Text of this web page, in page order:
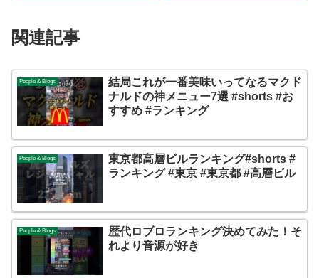
関連記事
People & Blogs
結局これが一番美味いってなるマクド
ナルドの神メニュー7選 #shorts #お
すすめ #ランキング
People & Blogs
東京都高層ビルランキング#shorts #
ランキング #東京 #東京都 #高層ビル
People & Blogs
歴代ロブロランキング決めてみた！そ
れより音源が好き